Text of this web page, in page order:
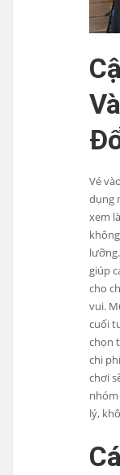
Vé
dụng
xem
giúp
cho
vui.
cuối
chọn
chi
chơi
lý,